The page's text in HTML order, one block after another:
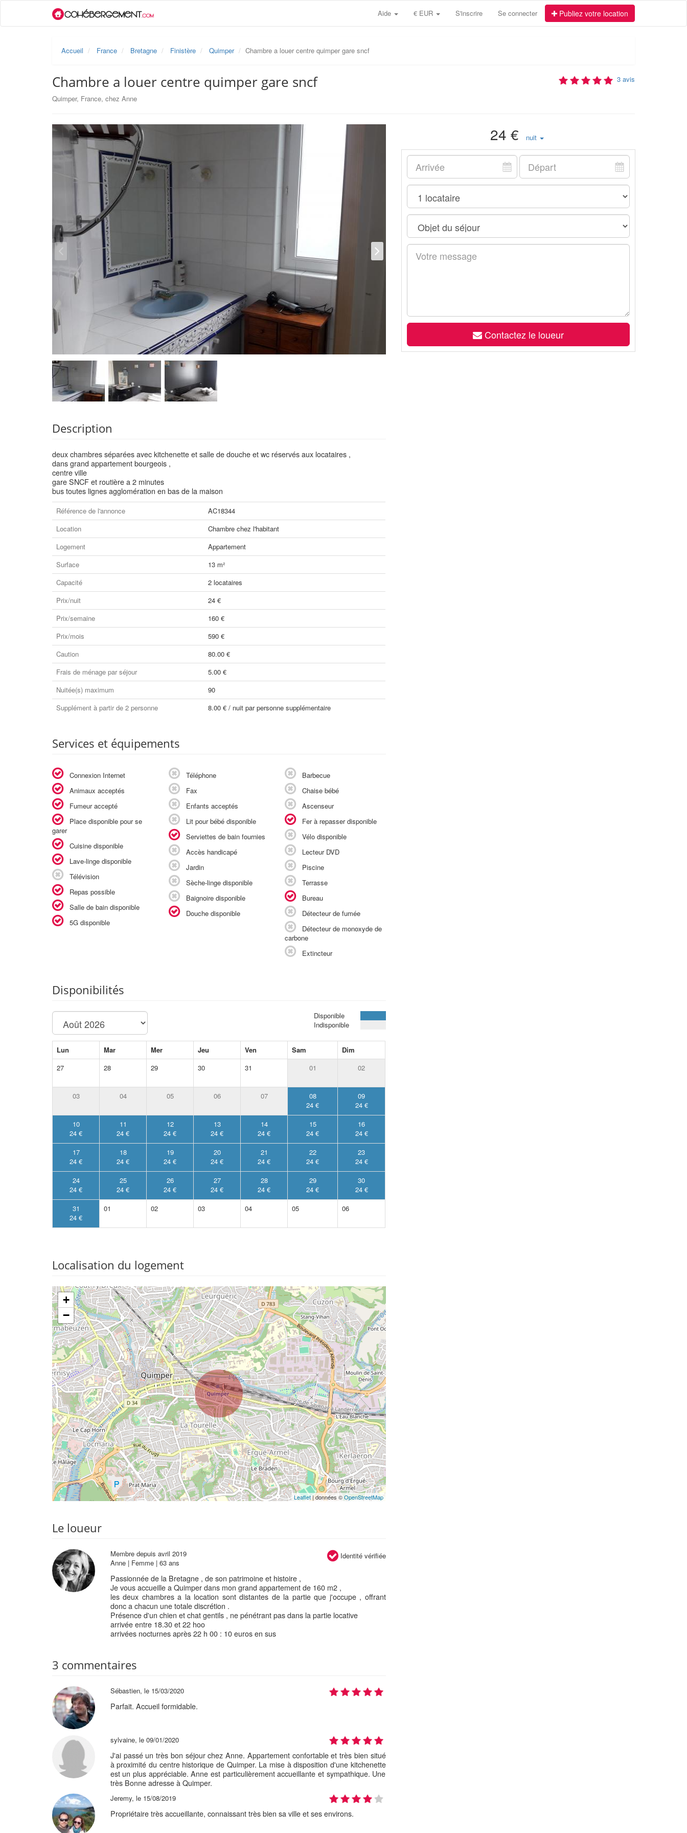
Aide € EUR S'inscrire Se connecter Publiez votre location
Accueil France Bretagne Finistère Quimper Chambre a louer centre quimper gare sncf
Chambre a louer centre quimper gare sncf
Quimper, France, chez Anne
3 avis
24 € nuit
Contactez le loueur
Description
deux chambres séparées avec kitchenette et salle de douche et wc réservés aux locataires ,
dans grand appartement bourgeois ,
centre ville
gare SNCF et routière a 2 minutes
bus toutes lignes agglomération en bas de la maison
Référence de l'annonce
AC18344
Location
Chambre chez l'habitant
Logement
Appartement
Surface
13 m²
Capacité
2 locataires
Prix/nuit
24 €
Prix/semaine
160 €
Prix/mois
590 €
Caution
80.00 €
Frais de ménage par séjour
5.00 €
Nuitée(s) maximum
90
Supplément à partir de 2 personne
8.00 € / nuit par personne supplémentaire
Services et équipements
Connexion Internet
Animaux acceptés
Fumeur accepté
Place disponible pour se
garer
Cuisine disponible
Lave-linge disponible
Télévision
Repas possible
Salle de bain disponible
5G disponible
Téléphone
Fax
Enfants acceptés
Lit pour bébé disponible
Serviettes de bain fournies
Accès handicapé
Jardin
Sèche-linge disponible
Baignoire disponible
Douche disponible
Barbecue
Chaise bébé
Ascenseur
Fer à repasser disponible
Vélo disponible
Lecteur DVD
Piscine
Terrasse
Bureau
Détecteur de fumée
Détecteur de monoxyde de
carbone
Extincteur
Disponibilités
Disponible
Indisponible
Lun Mar Mer Jeu Ven Sam
Dim
27
28 29 30 31 01 02
03 04 05 06 07
08
24 €
09
24 €
10
24 €
11
24 €
12
24 €
13
24 €
14
24 €
15
24 €
16
24 €
17
24 €
18
24 €
19
24 €
20
24 €
21
24 €
22
24 €
23
24 €
24
24 €
25
24 €
26
24 €
27
24 €
28
24 €
29
24 €
30
24 €
31
24 €
01 02 03 04 05 06
Localisation du logement
+
−
Leaflet| données ©OpenStreetMap
Le loueur
Identité vérifiée
Membre depuis avril 2019
Anne | Femme | 63 ans
Passionnée de la Bretagne , de son patrimoine et histoire ,
Je vous accueille a Quimper dans mon grand appartement de 160 m2 ,
les deux chambres a la location sont distantes de la partie que j'occupe , offrant
donc a chacun une totale discrétion .
Présence d'un chien et chat gentils , ne pénétrant pas dans la partie locative
arrivée entre 18.30 et 22 hoo
arrivées nocturnes après 22 h 00 : 10 euros en sus
3 commentaires
Sébastien, le 15/03/2020
Parfait. Accueil formidable.
sylvaine, le 09/01/2020
J'ai passé un très bon séjour chez Anne. Appartement confortable et très bien situé
à proximité du centre historique de Quimper. La mise à disposition d'une kitchenette
est un plus appréciable. Anne est particulièrement accueillante et sympathique. Une
très Bonne adresse à Quimper.
Jeremy, le 15/08/2019
Propriétaire très accueillante, connaissant très bien sa ville et ses environs.